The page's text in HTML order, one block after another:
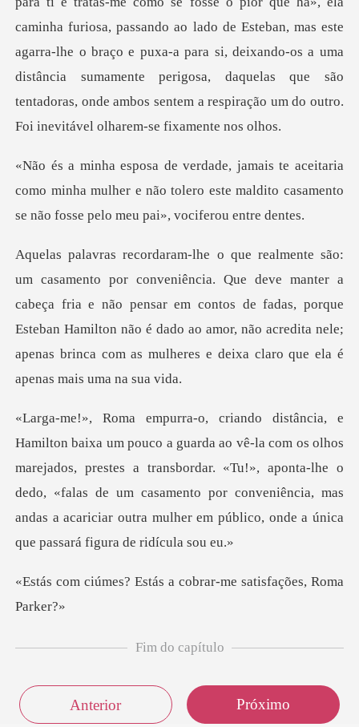
, passando ao lado de Esteban, mas este
agarra-lhe o braço e puxa-a para si, deixando-os a uma
distância sumamente perigos
a
como minha mulher e não tolero este maldito casamen
er a
cabeça fria e não pensar em contos de fadas, porque
Esteban Hamilton não é dado ao amor, não
hos
marejados, prestes a transbordar. «Tu!», aponta-lhe o
dedo, «falas de um casamento por conveniênc
tás a cobrar-me satis
Fim do capítulo
Anterior Próximo